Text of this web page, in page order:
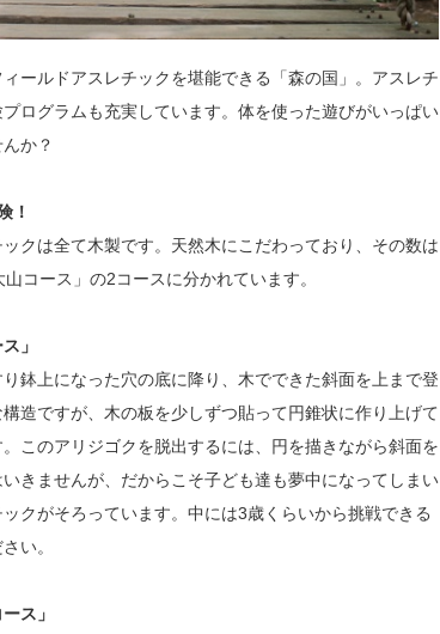
ールドアスレチックを堪能できる「森の国」。アスレチ
ログラムも充実しています。体を使った遊びがいっぱい
か？
！
クは全て木製です。天然木にこだわっており、その数は
コース」の2コースに分かれています。
」
鉢上になった穴の底に降り、木でできた斜面を上まで登
造ですが、木の板を少しずつ貼って円錐状に作り上げて
このアリジゴクを脱出するには、円を描きながら斜面を
きませんが、だからこそ子ども達も夢中になってしまい
クがそろっています。中には3歳くらいから挑戦できる
い。
ス」